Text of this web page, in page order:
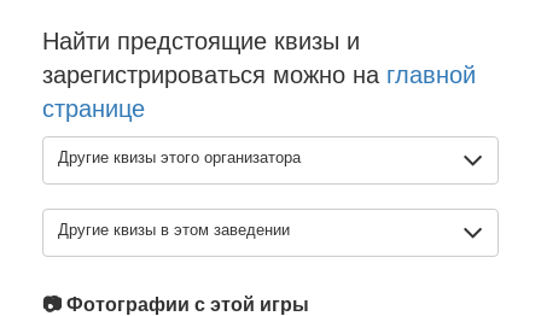
Найти предстоящие квизы и
зарегистрироваться можно на главной
странице
Другие квизы этого организатора
Другие квизы в этом заведении
📷 Фотографии с этой игры